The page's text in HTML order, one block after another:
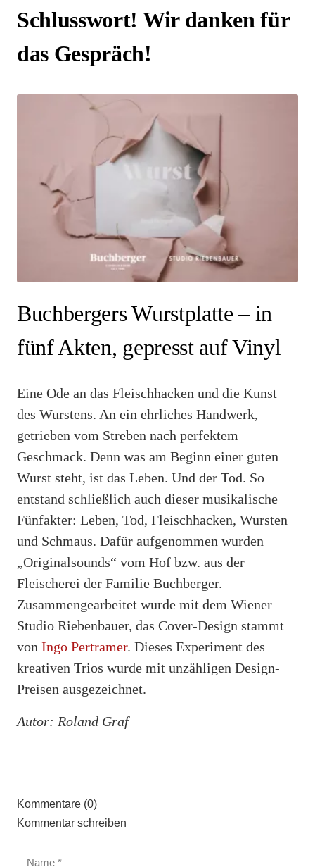
Schlusswort! Wir danken für
das Gespräch!
Buchbergers Wurstplatte – in
fünf Akten, gepresst auf Vinyl
Eine Ode an das Fleischhacken und die Kunst
des Wurstens. An ein ehrliches Handwerk,
getrieben vom Streben nach perfektem
Geschmack. Denn was am Beginn einer guten
Wurst steht, ist das Leben. Und der Tod. So
entstand schließlich auch dieser musikalische
Fünfakter: Leben, Tod, Fleischhacken, Wursten
und Schmaus. Dafür aufgenommen wurden
„Originalsounds“ vom Hof bzw. aus der
Fleischerei der Familie Buchberger.
Zusammengearbeitet wurde mit dem Wiener
Studio Riebenbauer, das Cover-Design stammt
von Ingo Pertramer. Dieses Experiment des
kreativen Trios wurde mit unzähligen Design-
Preisen ausgezeichnet.
Autor: Roland Graf
Kommentare (0)
Kommentar schreiben